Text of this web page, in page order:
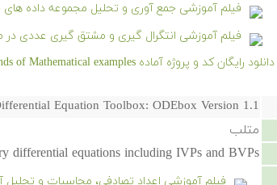
فیلم آموزشی جمع آوری و تحلیل مجموعه داده
فیلم آموزشی انتگرال گیری و مشتق گیری عددی در
دانلود رایگان کد و پروژه آماده Several kinds of Mathematical examples! - کلیک کنید.
Equation Toolbox: ODEbox Version 1.1
متلب
differential equations including IVPs and BVPs.
فیلم آموزشی اعداد تصادفی، محاسبات و تحلیل